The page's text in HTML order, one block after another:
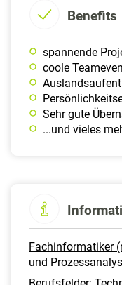
Benefits
spannende
coole
Sehr gute
...und vieles
Fachinformatiker
und